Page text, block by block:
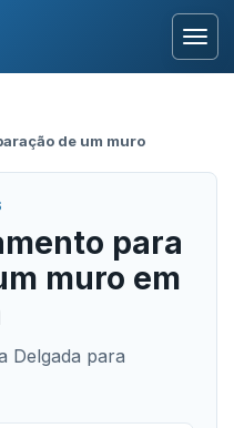
de um muro
para
muro em
Delgada para